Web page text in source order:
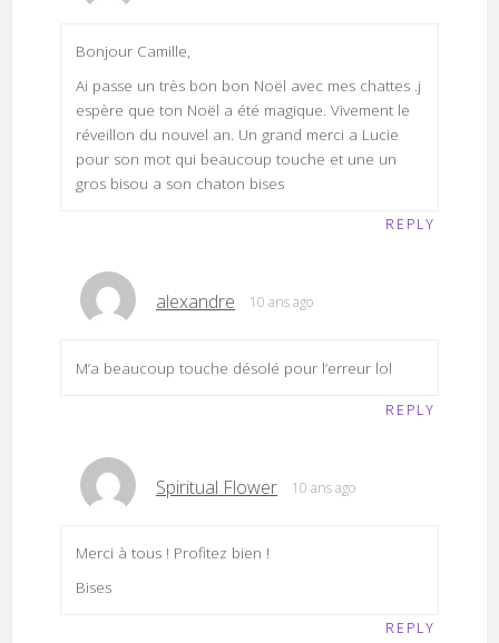
Bonjour Camille,
Ai passe un très bon bon Noël avec mes chattes .j
espère que ton Noël a été magique. Vivement le
réveillon du nouvel an. Un grand merci a Lucie
pour son mot qui beaucoup touche et une un
gros bisou a son chaton bises
REPLY
alexandre 10 ans ago
M’a beaucoup touche désolé pour l’erreur lol
REPLY
Spiritual Flower 10 ans ago
Merci à tous ! Profitez bien !
Bises
REPLY